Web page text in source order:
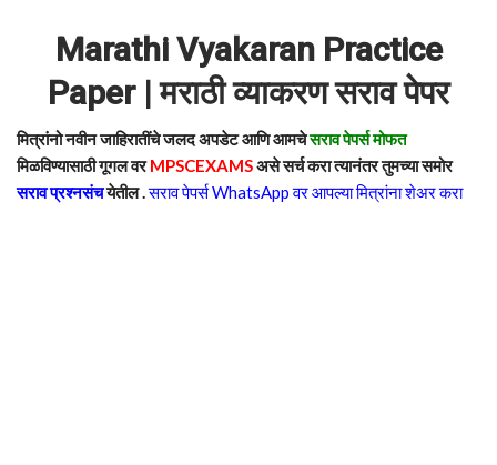
Marathi Vyakaran Practice
Paper | मराठी व्याकरण सराव पेपर
मित्रांनो नवीन जाहिरातींचे जलद अपडेट आणि आमचेसराव पेपर्स मोफत
मिळविण्यासाठी गूगल वरMPSCEXAMSअसे सर्च करा त्यानंतर तुमच्या समोर
सराव प्रश्नसंचयेतील .सराव पेपर्स WhatsApp वर आपल्या मित्रांना शेअर करा